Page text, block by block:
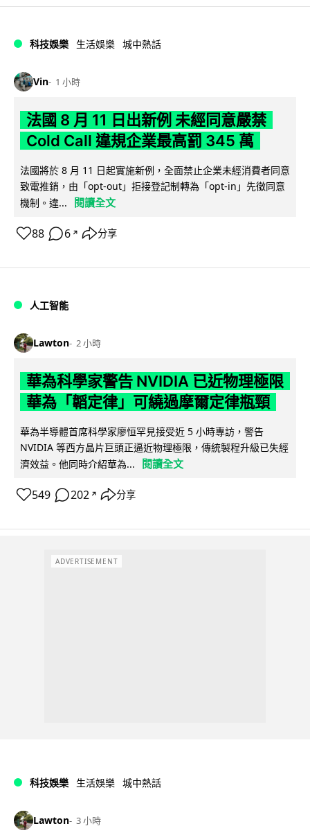
科技娛樂 生活娛樂 城中熱話
Vin 1 小時
法國 8 月 11 日出新例 未經同意嚴禁
Cold Call 違規企業最高罰 345 萬
法國將於 8 月 11 日起實施新例，全面禁止企業未經消費者同意
致電推銷，由「opt-out」拒接登記制轉為「opt-in」先徵同意
機制。違...
閱讀全文
88 6 ↗ 分享
人工智能
Lawton 2 小時
華為科學家警告 NVIDIA 已近物理極限
華為「韜定律」可繞過摩爾定律瓶頸
華為半導體首席科學家廖恒罕見接受近 5 小時專訪，警告
NVIDIA 等西方晶片巨頭正逼近物理極限，傳統製程升級已失經
濟效益。他同時介紹華為...
閱讀全文
549 202 ↗ 分享
ADVERTISEMENT
科技娛樂 生活娛樂 城中熱話
Lawton 3 小時